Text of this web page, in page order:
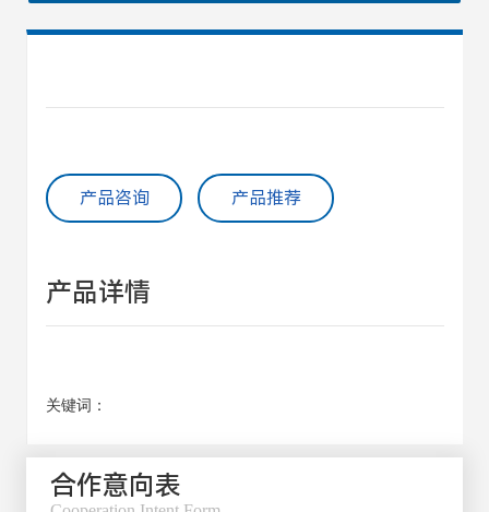
产品咨询 产品推荐
产品详情
关键词：
合作意向表